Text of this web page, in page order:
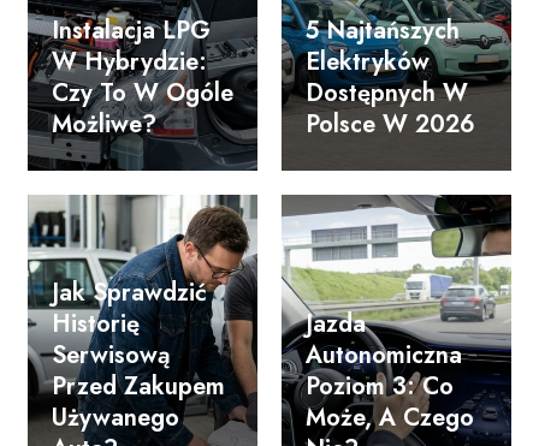
Instalacja LPG
W Hybrydzie:
Czy To W Ogóle
Możliwe?
5 Najtańszych
Elektryków
Dostępnych W
Polsce W 2026
Jak Sprawdzić
Historię
Serwisową
Przed Zakupem
Używanego
Jazda
Autonomiczna
Poziom 3: Co
Może, A Czego